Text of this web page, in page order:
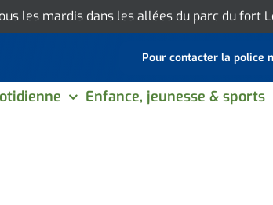
les mardis dans les allées du parc du fort
Pour contacter la police
Enfance, jeunesse & sports